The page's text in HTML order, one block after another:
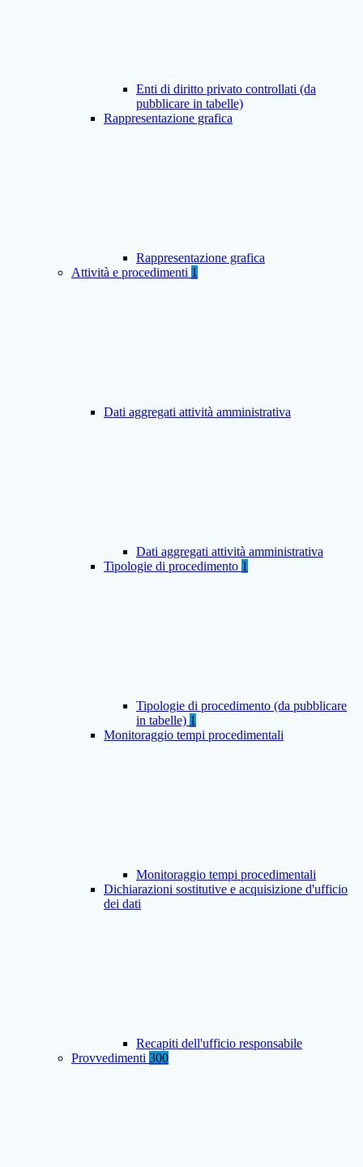
Enti di diritto privato controllati (da
pubblicare in tabelle)
Rappresentazione grafica
Rappresentazione grafica
Attività e procedimenti 1
Dati aggregati attività amministrativa
Dati aggregati attività amministrativa
Tipologie di procedimento 1
Tipologie di procedimento (da pubblicare
in tabelle) 1
Monitoraggio tempi procedimentali
Monitoraggio tempi procedimentali
Dichiarazioni sostitutive e acquisizione d'ufficio
dei dati
Recapiti dell'ufficio responsabile
Provvedimenti 300